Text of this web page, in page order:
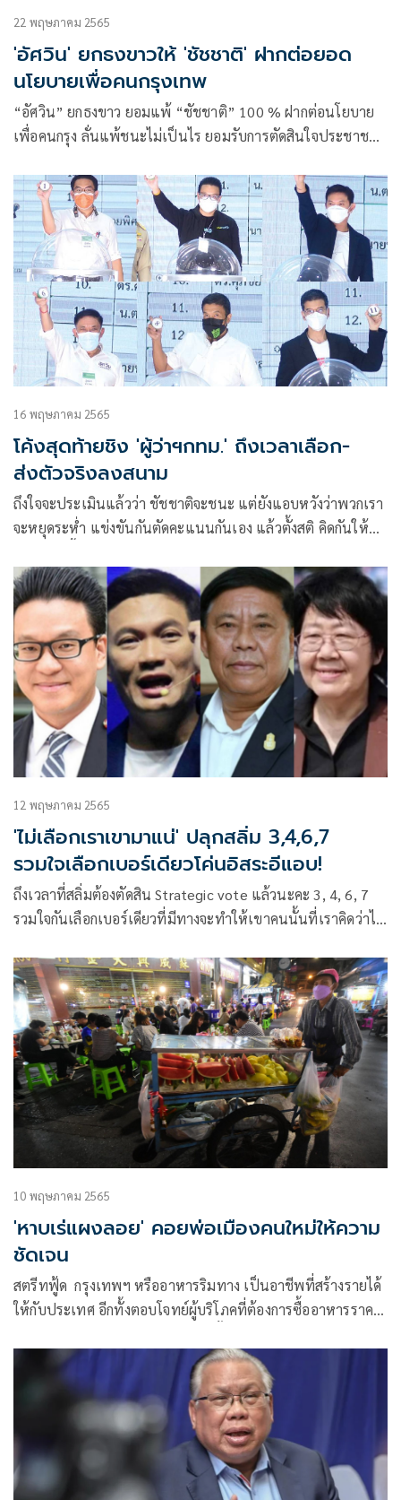
22 พฤษภาคม 2565
'อัศวิน' ยกธงขาวให้ 'ชัชชาติ' ฝากต่อยอด
นโยบายเพื่อคนกรุงเทพ
“อัศวิน” ยกธงขาว ยอมแพ้ “ชัชชาติ” 100 % ฝากต่อนโยบาย
เพื่อคนกรุง ลั่นแพ้ชนะไม่เป็นไร ยอมรับการตัดสินใจประชาชน
16 พฤษภาคม 2565
โค้งสุดท้ายชิง 'ผู้ว่าฯกทม.' ถึงเวลาเลือก-
ส่งตัวจริงลงสนาม
ถึงใจจะประเมินแล้วว่า ชัชชาติจะชนะ แต่ยังแอบหวังว่าพวกเรา
จะหยุดระห่ำ แข่งขันกันตัดคะแนนกันเอง แล้วตั้งสติ คิดกันให้ดีๆ
รณรงค์หาเสียงเพื่อแข่งกันเอง
12 พฤษภาคม 2565
'ไม่เลือกเราเขามาแน่' ปลุกสลิ่ม 3,4,6,7
รวมใจเลือกเบอร์เดียวโค่นอิสระอีแอบ!
ถึงเวลาที่สลิ่มต้องตัดสิน Strategic vote แล้วนะคะ 3, 4, 6, 7
รวมใจกันเลือกเบอร์เดียวที่มีทางจะทำให้เขาคนนั้นที่เราคิดว่าไม่
10 พฤษภาคม 2565
'หาบเร่แผงลอย' คอยพ่อเมืองคนใหม่ให้ความ
ชัดเจน
สตรีทฟู้ด กรุงเทพฯ หรืออาหารริมทาง เป็นอาชีพที่สร้างรายได้
ให้กับประเทศ อีกทั้งตอบโจทย์ผู้บริโภคที่ต้องการซื้ออาหารราคา
พื้นที่สาธารณะตั้งแต่เช้ายันค่ำแก่คนเมืองพนักงานออฟฟิศ แม้
กระทั่งกลุ่มแรงงานมีรายได้น้อย